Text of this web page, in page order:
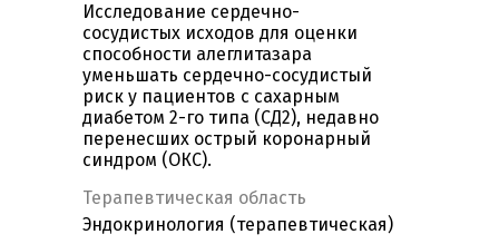
Исследование сердечно-
сосудистых исходов для оценки
способности алеглитазара
уменьшать сердечно-сосудистый
риск у пациентов с сахарным
диабетом 2-го типа (СД2), недавно
перенесших острый коронарный
синдром (ОКС).
Терапевтическая область
Эндокринология (терапевтическая)